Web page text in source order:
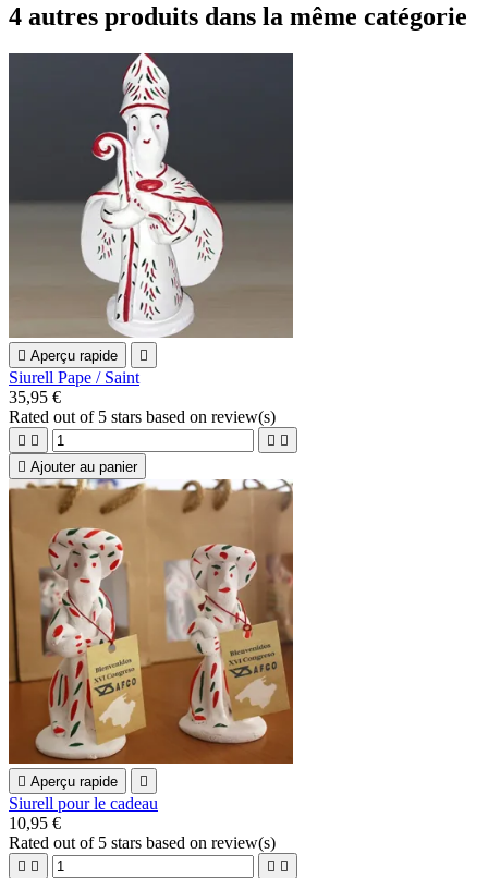
4 autres produits dans la même catégorie
 Aperçu rapide 
Siurell Pape / Saint
35,95 €
Rated out of 5 stars based on review(s)
   
 Ajouter au panier
 Aperçu rapide 
Siurell pour le cadeau
10,95 €
Rated out of 5 stars based on review(s)
   